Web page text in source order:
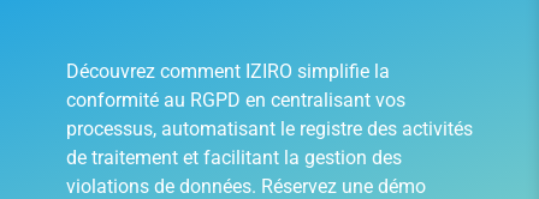
Découvrez comment IZIRO simplifie la
conformité au RGPD en centralisant vos
processus, automatisant le registre des activités
de traitement et facilitant la gestion des
violations de données. Réservez une démo